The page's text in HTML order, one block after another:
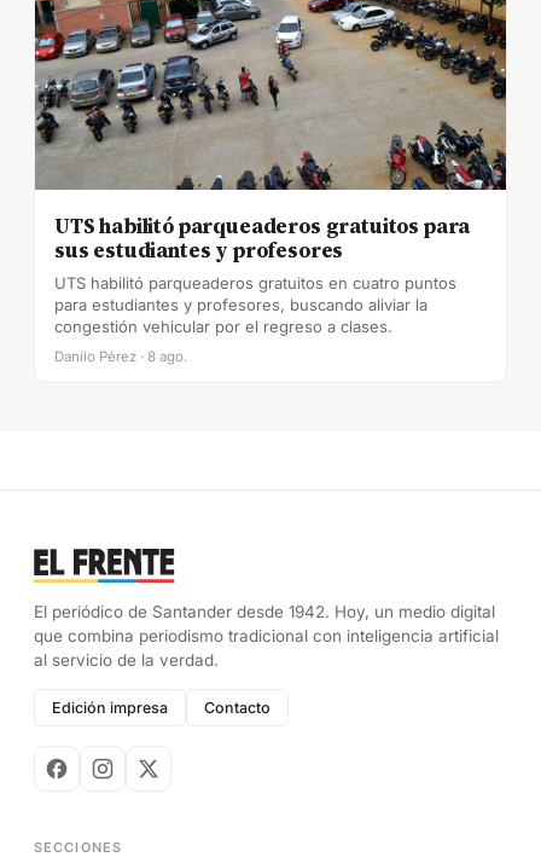
UTS habilitó parqueaderos gratuitos para
sus estudiantes y profesores
UTS habilitó parqueaderos gratuitos en cuatro puntos
para estudiantes y profesores, buscando aliviar la
congestión vehicular por el regreso a clases.
Danilo Pérez · 8 ago.
El periódico de Santander desde 1942. Hoy, un medio digital
que combina periodismo tradicional con inteligencia artificial
al servicio de la verdad.
Edición impresa Contacto
SECCIONES